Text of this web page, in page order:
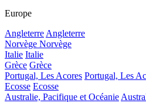
Europe
AngleterreAngleterre
Norvège Norvège
Italie Italie
Grèce Grèce
Portugal, Les Acores Portugal, Les
Ecosse Ecosse
Australie, Pacifique et Océanie